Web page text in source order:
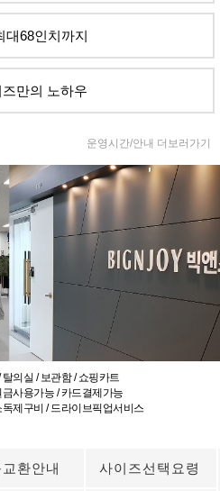
대68인치까지
만의 노하우
운영시간/안내 더보러가기
의실 / 보관함 / 쇼핑카트
사용가능 / 카드결제가능
제구비 / 드라이브픽업서비스
환안내 사이즈선택요령